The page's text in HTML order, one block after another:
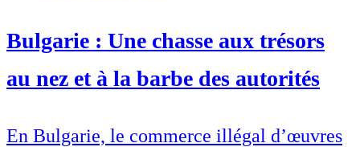
Bulgarie : Une chasse aux trésors
au nez et à la barbe des autorités
En Bulgarie, le commerce illégal d’œuvres